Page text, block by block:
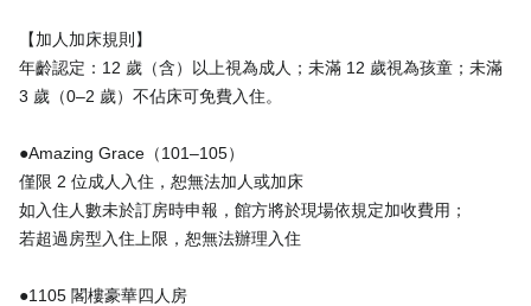
【加人加床規則】
年齡認定：12 歲（含）以上視為成人；未滿 12 歲視為孩童；未滿
3 歲（0–2 歲）不佔床可免費入住。
●Amazing Grace（101–105）
僅限 2 位成人入住，恕無法加人或加床
如入住人數未於訂房時申報，館方將於現場依規定加收費用；
若超過房型入住上限，恕無法辦理入住
●1105 閣樓豪華四人房